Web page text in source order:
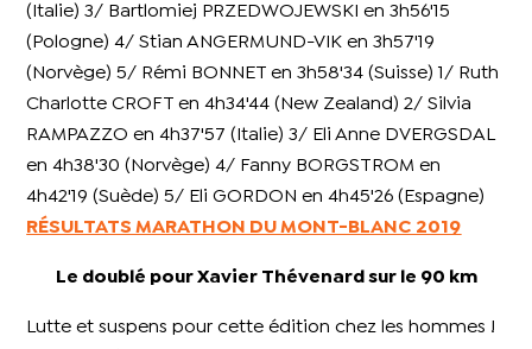
(Italie) 3/ Bartlomiej PRZEDWOJEWSKI en 3h56'15
(Pologne) 4/ Stian ANGERMUND-VIK en 3h57'19
(Norvège) 5/ Rémi BONNET en 3h58'34 (Suisse) 1/ Ruth
Charlotte CROFT en 4h34'44 (New Zealand) 2/ Silvia
RAMPAZZO en 4h37'57 (Italie) 3/ Eli Anne DVERGSDAL
en 4h38'30 (Norvège) 4/ Fanny BORGSTROM en
4h42'19 (Suède) 5/ Eli GORDON en 4h45'26 (Espagne)
RÉSULTATS MARATHON DU MONT-BLANC 2019
Le doublé pour Xavier Thévenard sur le 90 km
Lutte et suspens pour cette édition chez les hommes !